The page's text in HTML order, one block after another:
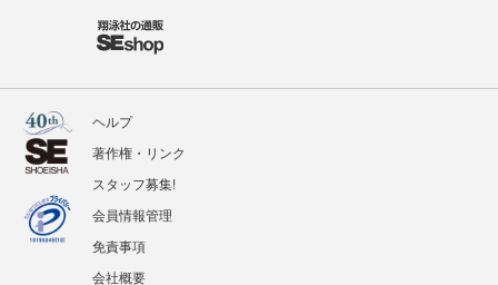
ヘルプ
著作権・リンク
スタッフ募集!
会員情報管理
免責事項
会社概要